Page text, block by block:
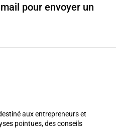
pour envoyer un
aux entrepreneurs et
pointues, des conseils